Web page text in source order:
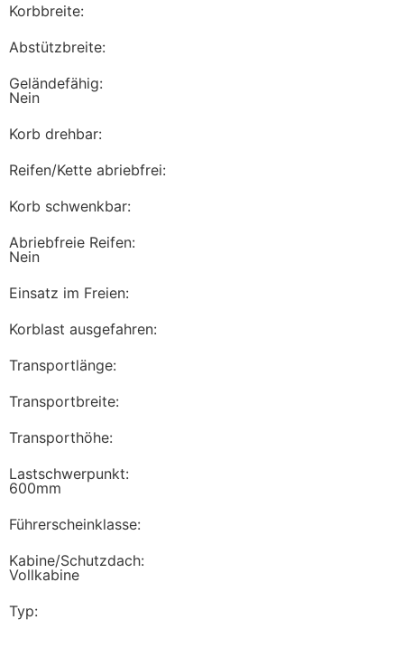
Korbbreite:
Abstützbreite:
Geländefähig:
Nein
Korb drehbar:
Reifen/Kette abriebfrei:
Korb schwenkbar:
Abriebfreie Reifen:
Nein
Einsatz im Freien:
Korblast ausgefahren:
Transportlänge:
Transportbreite:
Transporthöhe:
Lastschwerpunkt:
600mm
Führerscheinklasse:
Kabine/Schutzdach:
Vollkabine
Typ: